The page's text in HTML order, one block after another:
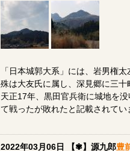
「日本城郭大系」には、岩男権
殊は大友氏に属し、深見郷に三十
天正17年、黒田官兵衛に城地を
て戦ったが敗れたと記載されてい
2022年03月06日 【✾】源九郎豊